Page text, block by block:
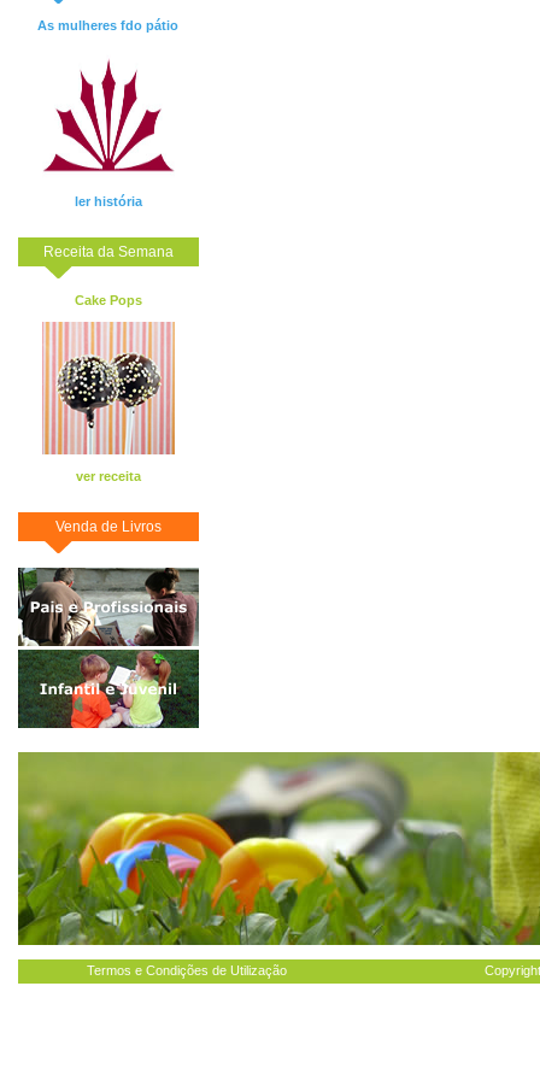
As mulheres fdo pátio
ler história
Receita da Semana
Cake Pops
ver receita
Venda de Livros
Termos e Condições de Utilização